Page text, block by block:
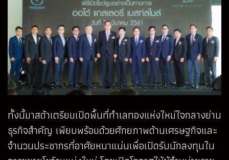
ทั้งนี้มาสด้าเตรียมเปิดพื้นที่ทำเลทองแห่งใหม่ใจกลางย่าน
ธุรกิจสำคัญ เพียบพร้อมด้วยศักยภาพด้านเศรษฐกิจและ
จำนวนประชากรที่อาศัยหนาแน่นเพื่อเปิดรับนักลงทุนใน